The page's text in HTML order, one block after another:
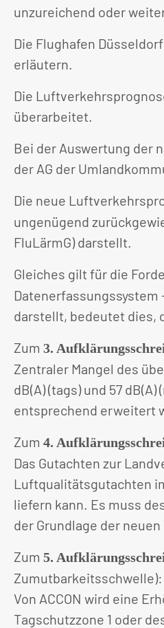
unzureichend oder
Die Flughafen
erläutern.
Die
überarbeitet.
Bei der Auswertung der
der AG der
Die neue
ungenügend
FluLärmG) darstellt.
Gleiches gilt für die
darstellt, bedeutet dies,
Zum 3.
Zentraler Mangel des
dB(A) (tags) und 57
entsprechend erweitert
Zum 4.
Das Gutachten zur
Luftqualitätsgutachten
liefern kann. Es muss
der Grundlage der
Zum 5.
Zumutbarkeitsschwelle):
Von ACCON wird eine
Tagschutzzone 1 oder